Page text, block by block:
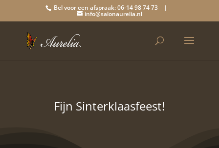
Bel voor een afspraak: 06-14 98 74 73 |
info@salonaurelia.nl
Fijn Sinterklaasfeest!